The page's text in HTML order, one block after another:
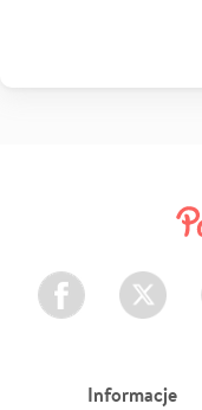
Facebook Twitter
Informacje